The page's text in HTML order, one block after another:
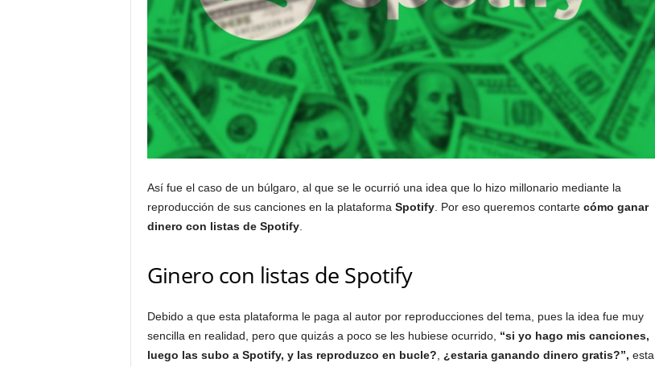
Así fue el caso de un búlgaro, al que se le ocurrió una idea que lo hizo millonario mediante la
reproducción de sus canciones en la plataforma Spotify. Por eso queremos contartecómo ganar
dinero con listas de Spotify.
Ginero con listas de Spotify
Debido a que esta plataforma le paga al autor por reproducciones del tema, pues la idea fue muy
sencilla en realidad, pero que quizás a poco se les hubiese ocurrido, “si yo hago mis canciones,
luego las subo a Spotify, y las reproduzco en bucle?, ¿estaria ganando dinero gratis?”, esta